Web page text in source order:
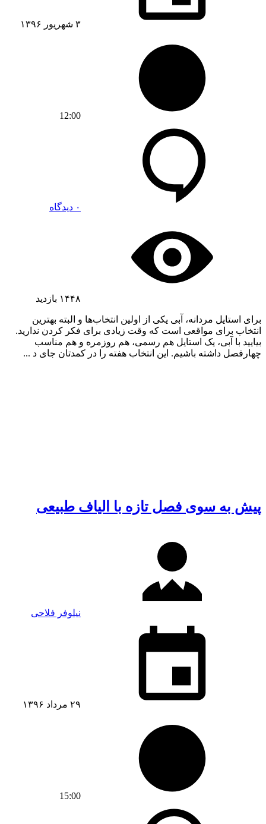
۳ شهریور ۱۳۹۶
12:00
۰ دیدگاه
۱۴۴۸ بازدید
برای استایل مردانه، آبی یکی از اولین انتخاب‌ها و البته بهترین
انتخاب برای مواقعی است که وقت زیادی برای فکر کردن ندارید.
بیایید با آبی، یک استایل هم رسمی، هم روزمره و هم مناسب
چهارفصل داشته باشیم. این انتخاب هفته را در کمدتان جای د ...
پیش به سوی فصل تازه با الیاف طبیعی
نیلوفر فلاحی
۲۹ مرداد ۱۳۹۶
15:00